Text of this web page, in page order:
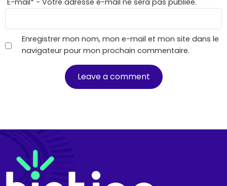
Enregistrer mon nom, mon e-mail et mon site dans le
navigateur pour mon prochain commentaire.